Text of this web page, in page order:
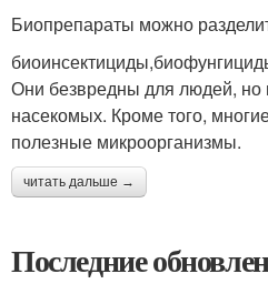
Биопрепараты можно
Они безвредны для людей, но
насекомых. Кроме того,
полезные микроорганизмы.
читать дальше →
Последние